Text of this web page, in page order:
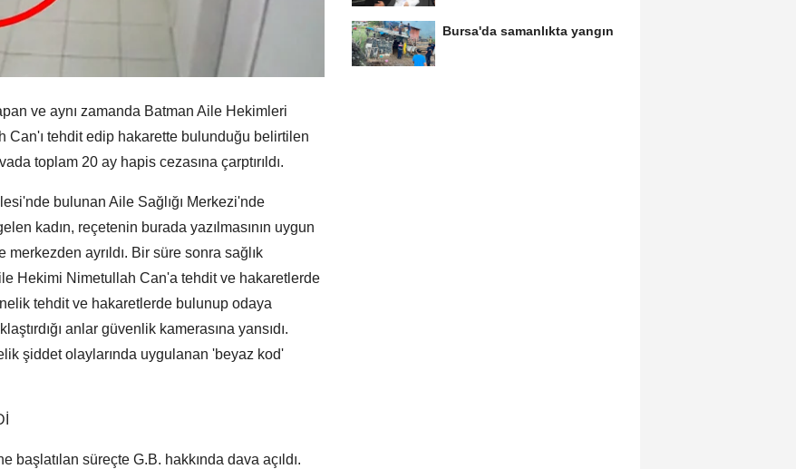
ve aynı zamanda Batman Aile Hekimleri
Can'ı tehdit edip hakarette bulunduğu belirtilen
toplam 20 ay hapis cezasına çarptırıldı.
bulunan Aile Sağlığı Merkezi'nde
kadın, reçetenin burada yazılmasının uygun
ayrıldı. Bir süre sonra sağlık
Hekimi Nimetullah Can'a tehdit ve hakaretlerde
tehdit ve hakaretlerde bulunup odaya
anlar güvenlik kamerasına yansıdı.
şiddet olaylarında uygulanan 'beyaz kod'
başlatılan süreçte G.B. hakkında dava açıldı.
Bursa'da samanlıkta yangın